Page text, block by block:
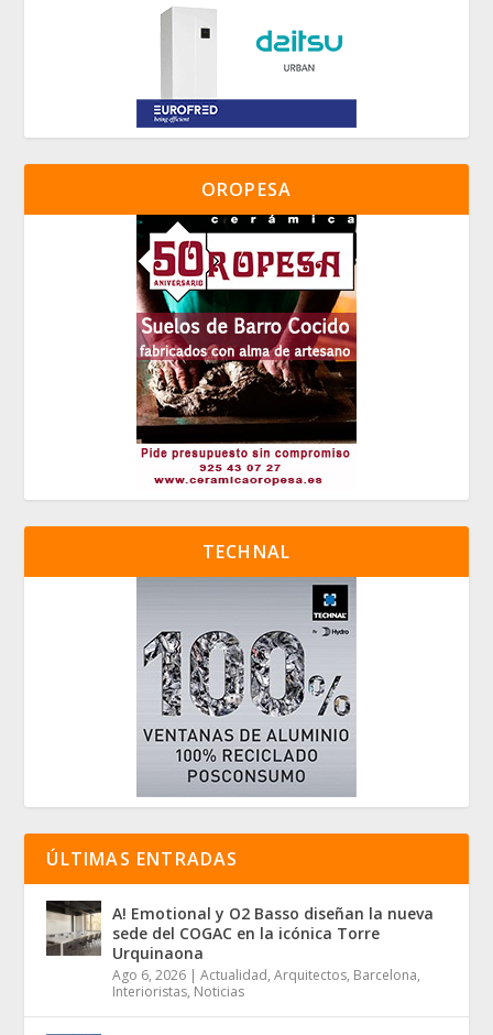
OROPESA
TECHNAL
ÚLTIMAS ENTRADAS
A! Emotional y O2 Basso diseñan la nueva
sede del COGAC en la icónica Torre
Urquinaona
Ago 6, 2026 |Actualidad,Arquitectos, Barcelona,
Interioristas, Noticias